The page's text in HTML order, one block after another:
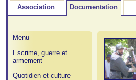
Association Documentation
Menu
Escrime, guerre et
armement
Quotidien et culture